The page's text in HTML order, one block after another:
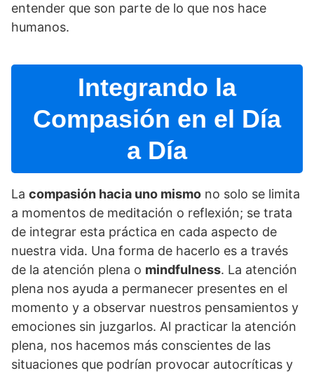
entender que son parte de lo que nos hace
humanos.
Integrando la
Compasión en el Dí­a
a Dí­a
La compasión hacia uno mismo no solo se limita
a momentos de meditación o reflexión; se trata
de integrar esta práctica en cada aspecto de
nuestra vida. Una forma de hacerlo es a través
de la atención plena o mindfulness. La atención
plena nos ayuda a permanecer presentes en el
momento y a observar nuestros pensamientos y
emociones sin juzgarlos. Al practicar la atención
plena, nos hacemos más conscientes de las
situaciones que podrí­an provocar autocrí­ticas y